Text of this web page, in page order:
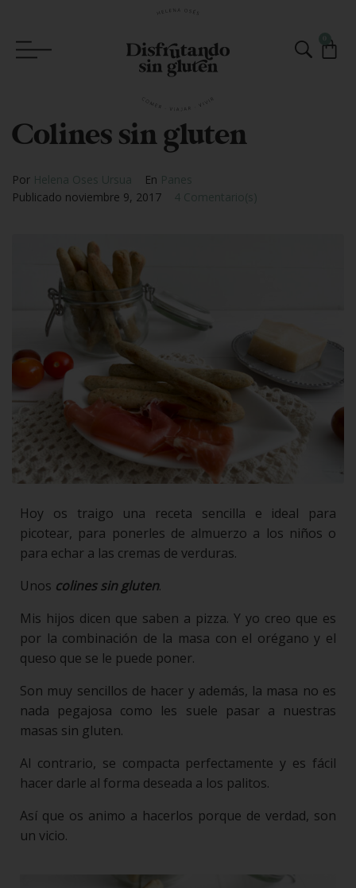
Colines sin gluten
Por Helena Oses Ursua En Panes
Publicado noviembre 9, 2017 4 Comentario(s)
Hoy os traigo una receta sencilla e ideal para
picotear, para ponerles de almuerzo a los niños o
para echar a las cremas de verduras.
Unos colines sin gluten.
Mis hijos dicen que saben a pizza. Y yo creo que es
por la combinación de la masa con el orégano y el
queso que se le puede poner.
Son muy sencillos de hacer y además, la masa no es
nada pegajosa como les suele pasar a nuestras
masas sin gluten.
Al contrario, se compacta perfectamente y es fácil
hacer darle al forma deseada a los palitos.
Así que os animo a hacerlos porque de verdad, son
un vicio.